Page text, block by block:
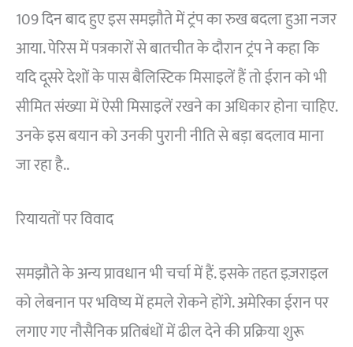
109 दिन बाद हुए इस समझौते में ट्रंप का रुख बदला हुआ नजर
आया. पेरिस में पत्रकारों से बातचीत के दौरान ट्रंप ने कहा कि
यदि दूसरे देशों के पास बैलिस्टिक मिसाइलें हैं तो ईरान को भी
सीमित संख्या में ऐसी मिसाइलें रखने का अधिकार होना चाहिए.
उनके इस बयान को उनकी पुरानी नीति से बड़ा बदलाव माना
जा रहा है..
रियायतों पर विवाद
समझौते के अन्य प्रावधान भी चर्चा में हैं. इसके तहत इज़राइल
को लेबनान पर भविष्य में हमले रोकने होंगे. अमेरिका ईरान पर
लगाए गए नौसैनिक प्रतिबंधों में ढील देने की प्रक्रिया शुरू